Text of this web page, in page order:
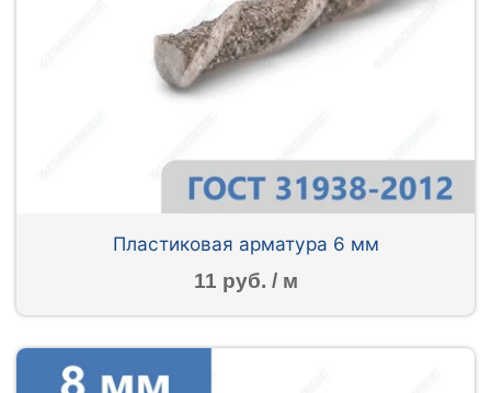
Пластиковая арматура 6 мм
11 руб. / м